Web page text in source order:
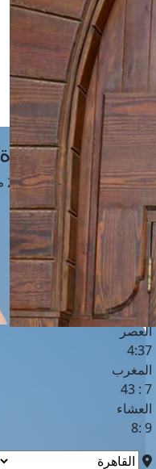
حجز موعد
الفتوى الهاتفية
مَواقِيتُ الصَّـــلاة
القاهرة · 08 أغسطس 2026 م
الفجر
4 :42
الشروق
6 :18
الظهر
العصر
4:37
المغرب
7 : 43
العشاء
9 :8